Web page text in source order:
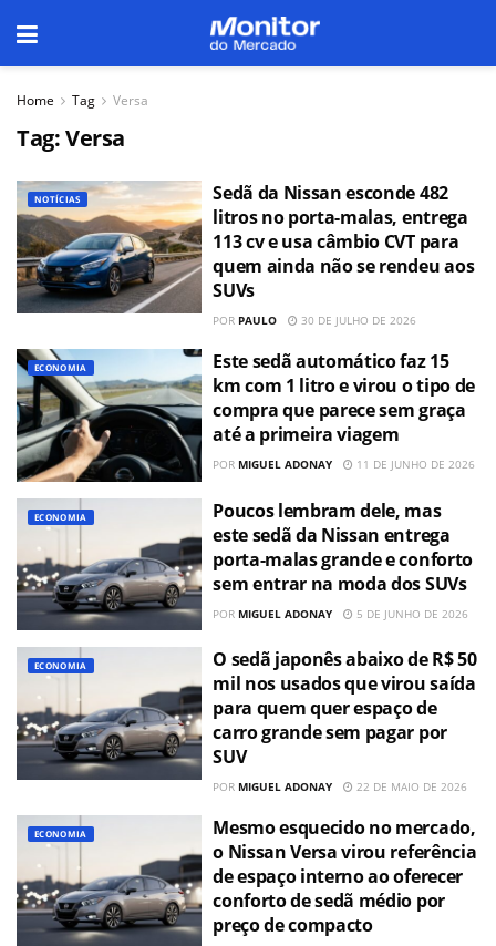
Home Tag Versa
Tag:Versa
NOTÍCIAS
Sedã da Nissan esconde 482
litros no porta-malas, entrega
113 cv e usa câmbio CVT para
quem ainda não se rendeu aos
SUVs
POR PAULO 30 DE JULHO DE 2026
ECONOMIA
Este sedã automático faz 15
km com 1 litro e virou o tipo de
compra que parece sem graça
até a primeira viagem
POR MIGUEL ADONAY 11 DE JUNHO DE 2026
ECONOMIA
Poucos lembram dele, mas
este sedã da Nissan entrega
porta-malas grande e conforto
sem entrar na moda dos SUVs
POR MIGUEL ADONAY 5 DE JUNHO DE 2026
ECONOMIA
O sedã japonês abaixo de R$ 50
mil nos usados que virou saída
para quem quer espaço de
carro grande sem pagar por
SUV
POR MIGUEL ADONAY 22 DE MAIO DE 2026
ECONOMIA
Mesmo esquecido no mercado,
o Nissan Versa virou referência
de espaço interno ao oferecer
conforto de sedã médio por
preço de compacto